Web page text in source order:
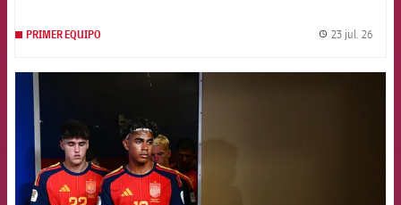
PRIMER EQUIPO 23 jul. 26
FCB Barcelona badge